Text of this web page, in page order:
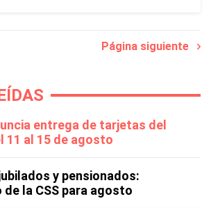
Página siguiente
entrega de tarjetas del
11 al 15 de agosto
y pensionados:
de la CSS para agosto